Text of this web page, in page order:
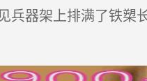
器架上排满了铁槊